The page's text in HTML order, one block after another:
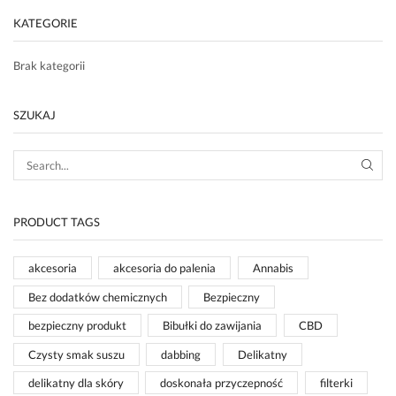
KATEGORIE
Brak kategorii
SZUKAJ
PRODUCT TAGS
akcesoria akcesoria do palenia Annabis
Bez dodatków chemicznych Bezpieczny
bezpieczny produkt Bibułki do zawijania CBD
Czysty smak suszu dabbing Delikatny
delikatny dla skóry doskonała przyczepność filterki